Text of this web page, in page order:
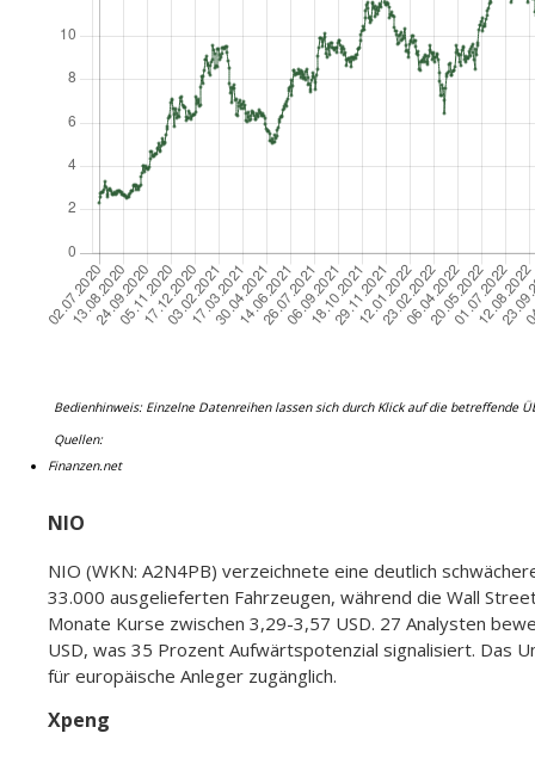
Bedienhinweis: Einzelne Datenreihen lassen sich durch Klick auf die betreffende
Quellen:
Finanzen.net
NIO
NIO (WKN: A2N4PB) verzeichnete eine deutlich
33.000 ausgelieferten Fahrzeugen, während die Wall
Monate Kurse zwischen 3,29-3,57 USD. 27 Analysten
USD, was 35 Prozent Aufwärtspotenzial signalisiert. Das
für europäische Anleger zugänglich.
Xpeng